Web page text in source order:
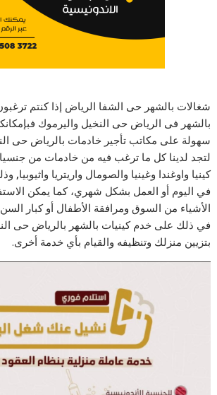
شغالات بالشهر حى الشفا الرياض إذا كنتم
بالشهر فى الرياض حى النخيل واليرموك
سهولة على مكاتب تأجير خادمات بالرياض حى
لتجد لدينا كل ما ترغب فيه من خادمات من
كينيا واوغندا وغينيا والصومال واريتريا واثيوبيا,
في اليوم أو العمل بشكل شهري، كما يمكن
الأشياء من السوق ومرافقة الأطفال أو كبار
في ذلك على خدم كينيات بالشهر بالرياض حى
بتزيين منزلك وتنظيفه والقيام بأي خدمة أخرى.